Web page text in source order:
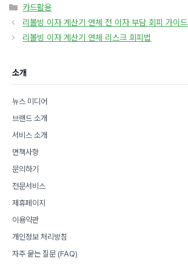
카
테
리
카드활용
리볼빙 이자 계산기 연체 전 이자 부담 회피 가이드
리볼빙 이자 계산기 연체 리스크 회피법
소개
뉴스 미디어
브랜드 소개
서비스 소개
면책사항
문의하기
전문서비스
제휴페이지
이용약관
개인정보 처리방침
자주 묻는 질문 (FAQ)